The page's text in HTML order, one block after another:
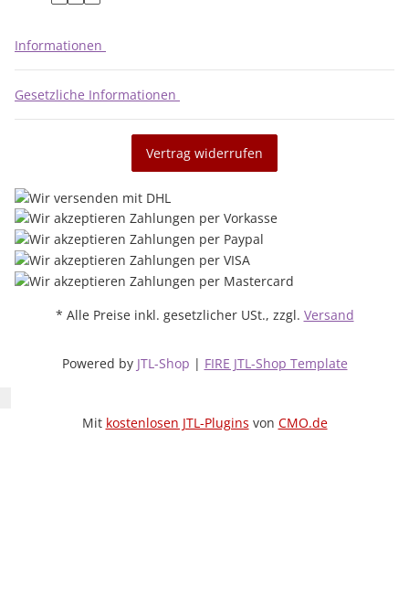
facebook
youtube
instagram
Informationen
Gesetzliche Informationen
Vertrag widerrufen
* Alle Preise inkl. gesetzlicher USt., zzgl. Versand
Powered by JTL-Shop | FIRE JTL-Shop Template
Mit kostenlosen JTL-Plugins von CMO.de